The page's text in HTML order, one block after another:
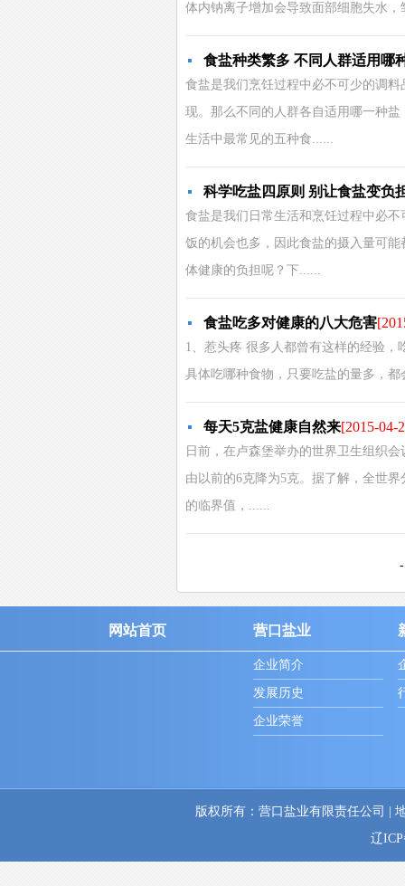
体内钠离子增加会导致面部细胞失水，
食盐种类繁多 不同人群适用哪
食盐是我们烹饪过程中必不可少的调
现。那么不同的人群各自适用哪一种
生活中最常见的五种食......
科学吃盐四原则 别让食盐变负
食盐是我们日常生活和烹饪过程中必
饭的机会也多，因此食盐的摄入量可
体健康的负担呢？下......
食盐吃多对健康的八大危害
1、惹头疼 很多人都曾有这样的经验
具体吃哪种食物，只要吃盐的量多，
每天5克盐健康自然来[2015-04-
日前，在卢森堡举办的世界卫生组织
由以前的6克降为5克。据了解，全世
的临界值，......
网站首页 营口盐业
企业简介
发展历史
企业荣誉
版权所有：营口盐业有限责任公司 |
辽ICP